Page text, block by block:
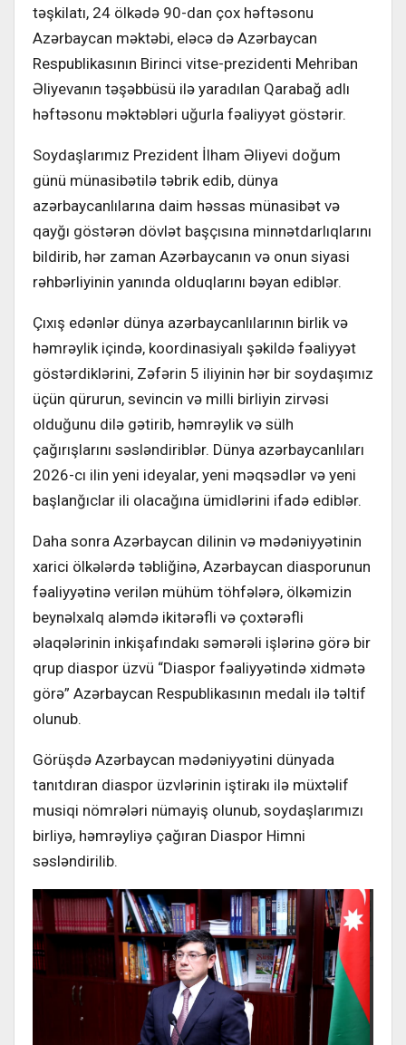
təşkilatı, 24 ölkədə 90-dan çox həftəsonu
Azərbaycan məktəbi, eləcə də Azərbaycan
Respublikasının Birinci vitse-prezidenti Mehriban
Əliyevanın təşəbbüsü ilə yaradılan Qarabağ adlı
həftəsonu məktəbləri uğurla fəaliyyət göstərir.
Soydaşlarımız Prezident İlham Əliyevi doğum
günü münasibətilə təbrik edib, dünya
azərbaycanlılarına daim həssas münasibət və
qayğı göstərən dövlət başçısına minnətdarlıqlarını
bildirib, hər zaman Azərbaycanın və onun siyasi
rəhbərliyinin yanında olduqlarını bəyan ediblər.
Çıxış edənlər dünya azərbaycanlılarının birlik və
həmrəylik içində, koordinasiyalı şəkildə fəaliyyət
göstərdiklərini, Zəfərin 5 iliyinin hər bir soydaşımız
üçün qürurun, sevincin və milli birliyin zirvəsi
olduğunu dilə gətirib, həmrəylik və sülh
çağırışlarını səsləndiriblər. Dünya azərbaycanlıları
2026-cı ilin yeni ideyalar, yeni məqsədlər və yeni
başlanğıclar ili olacağına ümidlərini ifadə ediblər.
Daha sonra Azərbaycan dilinin və mədəniyyətinin
xarici ölkələrdə təbliğinə, Azərbaycan diasporunun
fəaliyyətinə verilən mühüm töhfələrə, ölkəmizin
beynəlxalq aləmdə ikitərəfli və çoxtərəfli
əlaqələrinin inkişafındakı səmərəli işlərinə görə bir
qrup diaspor üzvü “Diaspor fəaliyyətində xidmətə
görə” Azərbaycan Respublikasının medalı ilə təltif
olunub.
Görüşdə Azərbaycan mədəniyyətini dünyada
tanıtdıran diaspor üzvlərinin iştirakı ilə müxtəlif
musiqi nömrələri nümayiş olunub, soydaşlarımızı
birliyə, həmrəyliyə çağıran Diaspor Himni
səsləndirilib.